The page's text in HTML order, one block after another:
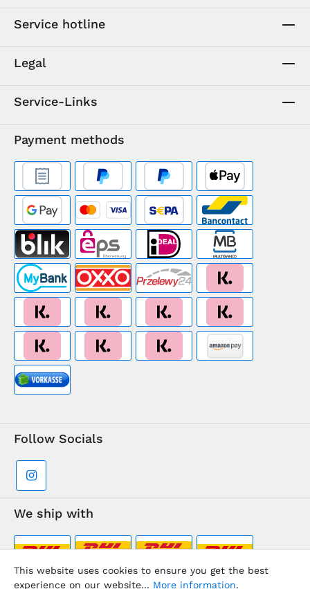
Service hotline
Legal
Service-Links
Payment methods
Follow Socials
We ship with
This website uses cookies to ensure you get the best
experience on our website... More information.